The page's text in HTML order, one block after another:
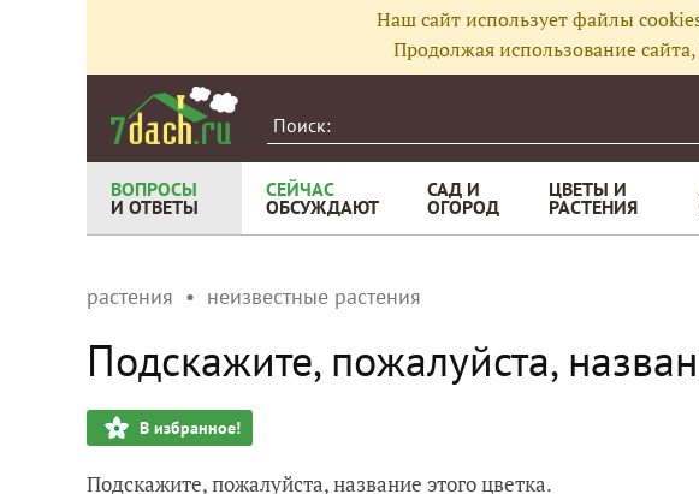
Наш сайт использует файлы
Продолжая использование сайта,
ВОПРОСЫ
И ОТВЕТЫ
СЕЙЧАС
ОБСУЖДАЮТ
САД И
ОГОРОД
ЦВЕТЫ И
РАСТЕНИЯ
растения неизвестные растения
Подскажите, пожалуйста,
В избранное!
Подскажите, пожалуйста, название этого цветка.